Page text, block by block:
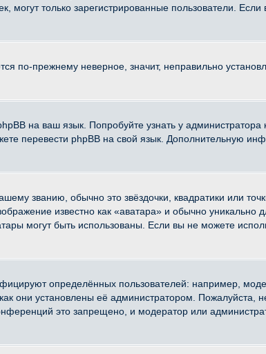
могут только зарегистрированные пользователи. Если
по-прежнему неверное, значит, неправильно
на ваш язык. Попробуйте узнать у
перевести phpBB на свой язык. Дополнительную
званию, обычно это звёздочки, квадратики или
известно как «аватара» и обычно уникально
могут быть использованы. Если вы не можете
определённых пользователей: например,
они установлены её администратором. Пожалуйста,
это запрещено, и модератор или